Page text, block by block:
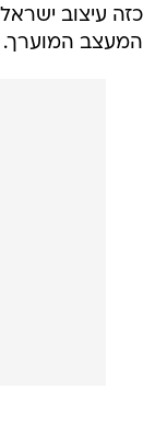
כזה עיצוב
המעצב המוערך.